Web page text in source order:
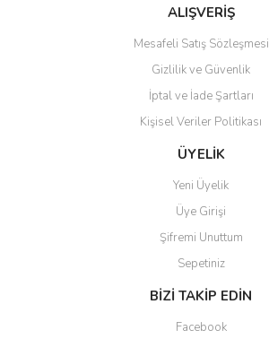
Bu ürüne benzer farklı alternatifler olmalı.
Gönder
ALIŞVERİŞ
Mesafeli Satış Sözleşmesi
Gizlilik ve Güvenlik
İptal ve İade Şartları
Kişisel Veriler Politikası
ÜYELİK
Yeni Üyelik
Üye Girişi
Şifremi Unuttum
Sepetiniz
BİZİ TAKİP EDİN
Facebook